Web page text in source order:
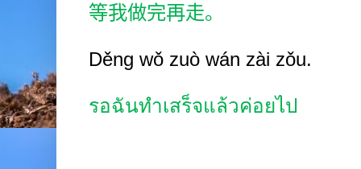
等我做完再走。
Děng wǒ zuò wán zài zǒu.
รอฉันทำเสร็จแล้วค่อยไป